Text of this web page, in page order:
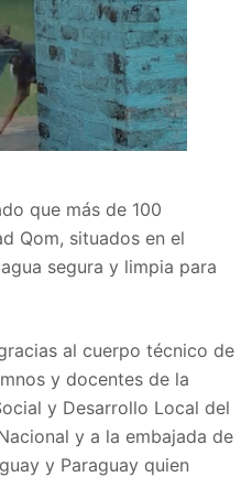
que más de 100
Qom, situados en el
segura y limpia para
al cuerpo técnico de
y docentes de la
y Desarrollo Local del
y a la embajada de
y Paraguay quien